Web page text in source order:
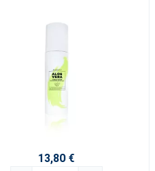
13,80 €